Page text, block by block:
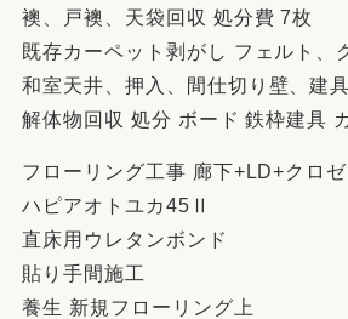
襖、戸襖、天袋回収 処分費 7枚
既存カーペット剥がし フェルト、
和室天井、押入、間仕切り壁、建
解体物回収 処分 ボード 鉄枠建具
フローリング工事 廊下+LD+クロゼ
ハピアオトユカ45Ⅱ
直床用ウレタンボンド
貼り手間施工
養生 新規フローリング上